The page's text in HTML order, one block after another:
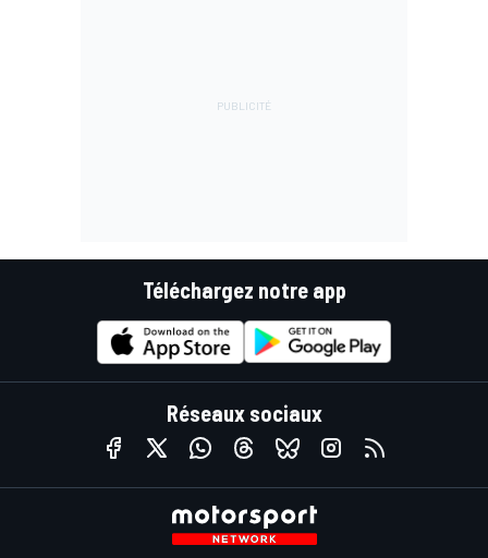
Téléchargez notre app
Réseaux sociaux